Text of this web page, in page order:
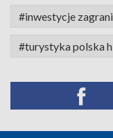
#inwestycje
#turystyka polska